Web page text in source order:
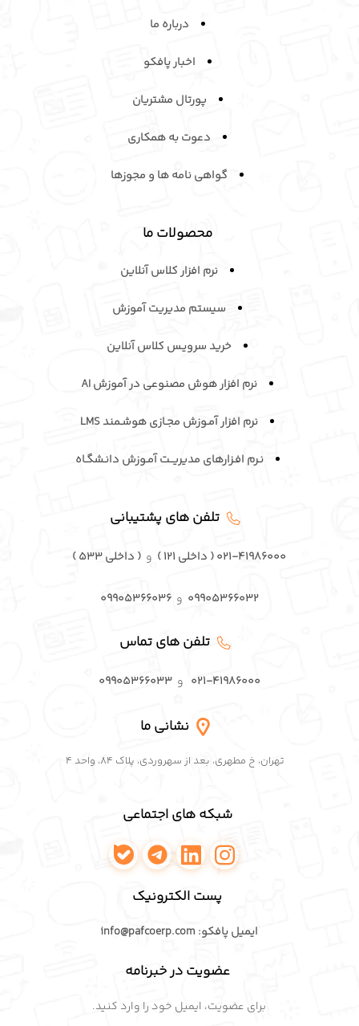
درباره ما
اخبار پافکو
پورتال مشتریان
دعوت به همکاری
گواهی نامه ها و مجوزها
محصولات ما
نرم افزار کلاس آنلاین
سیستم مدیریت آموزش
خرید سرویـس کلاس آنلاین
نرم افزار هوش مصنوعی در آموزش AI
نرم افزار آمـوزش مجـازی هوشـمند LMS
نـرم افـزارهای مدیریــت آمـوزش دانـشگـاه
تلفن های پشتیبانی
۰۲۱-۴۱۹۸۶۰۰۰ ( داخلی ۱۲۱ ) و ( داخلی ۵۳۳ )
۰۹۹۰۵۳۶۶۰۳۲ و۰۹۹۰۵۳۶۶۰۳۶
تلفن های تماس
۰۲۱-۴۱۹۸۶۰۰۰ و۰۹۹۰۵۳۶۶۰۳۳
نشانی ما
تهران، خ مطهری، بعد از سهروردی، پلاک ۸۴، واحد ۴
شبکه های اجتماعی
اینستاگرام پافکو
لینکدین پافکو
تلگرام پافکوواتساپ پافکو
پست الکترونیک
ایمیل پافکو: info@pafcoerp.com
عضویت در خبرنامه
برای عضویت، ایمیل خود را وارد کنید.